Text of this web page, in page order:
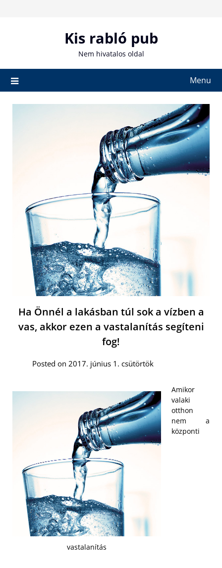
Kis rabló pub
Nem hivatalos oldal
Menu
Ha Önnél a lakásban túl sok a vízben a
vas, akkor ezen a vastalanítás segíteni
fog!
Posted on 2017. június 1. csütörtök
vastalanítás
Amikor
valaki
otthon
nem a
központi